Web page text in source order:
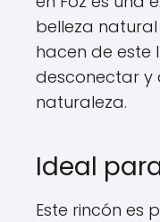
belleza
hacen de este
desconectar y
naturaleza.
Ideal
Este rincón es